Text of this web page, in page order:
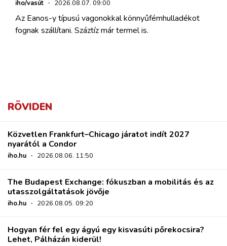
iho/vasút · 2026.08.07. 09:00
Az Eanos-y típusú vagonokkal könnyűfémhulladékot
fognak szállítani. Száztíz már termel is.
RÖVIDEN
Közvetlen Frankfurt–Chicago járatot indít 2027
nyarától a Condor
iho.hu · 2026.08.06. 11:50
The Budapest Exchange: fókuszban a mobilitás és az
utasszolgáltatások jövője
iho.hu · 2026.08.05. 09:20
Hogyan fér fel egy ágyú egy kisvasúti pőrekocsira?
Lehet, Pálházán kiderül!